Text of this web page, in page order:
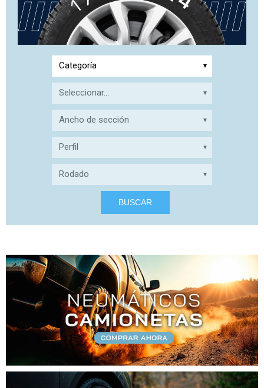
Categoría
Seleccionar...
Ancho de sección
Perfil
Rodado
BUSCAR